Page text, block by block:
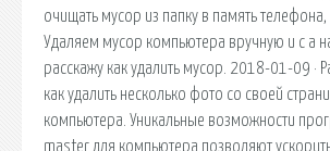
очищать мусор из папку в память
Удаляем мусор компьютера вручную и с а
расскажу как удалить мусор. 2018-01-09 ·
как удалить несколько фото со своей
компьютера. Уникальные возможности
master для компьютера позволяют